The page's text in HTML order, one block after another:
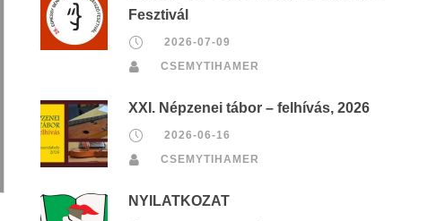
Fesztivál
2026-07-09
CSEMYTIHAMER
XXI. Népzenei tábor – felhívás, 2026
2026-06-16
CSEMYTIHAMER
NYILATKOZAT